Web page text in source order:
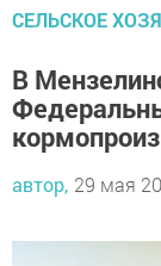
СЕЛЬСКОЕ
В
автор, 29 мая